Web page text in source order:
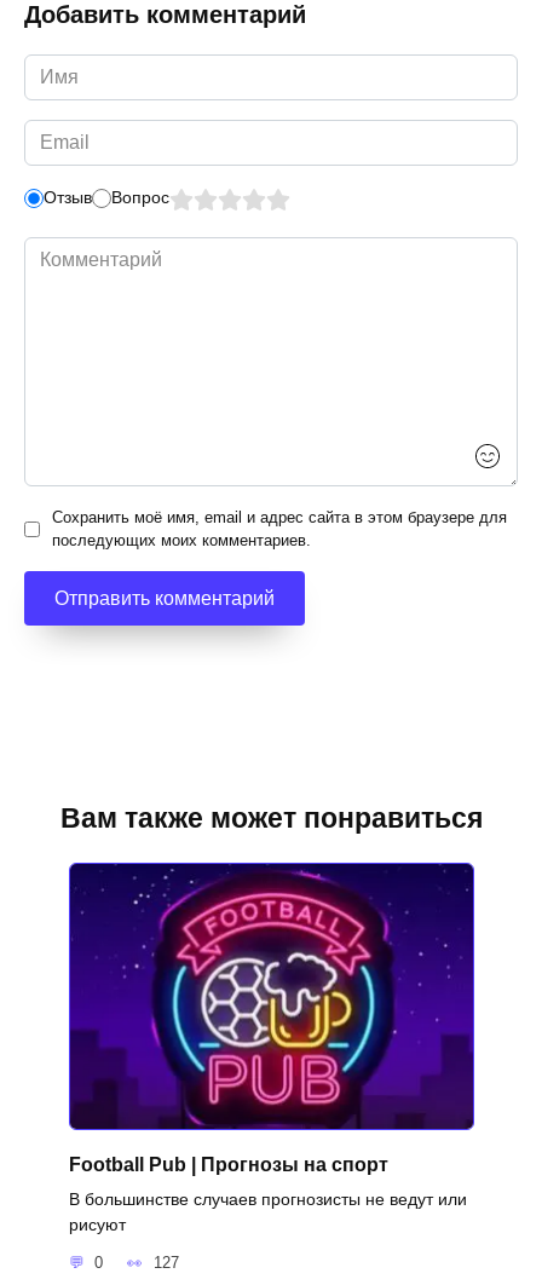
Добавить комментарий
Имя
*
Email
*
Отзыв Вопрос
Комментарий
Сохранить моё имя, email и адрес сайта в этом браузере для
последующих моих комментариев.
Вам также может понравиться
Football Pub | Прогнозы на спорт
В большинстве случаев прогнозисты не ведут или
рисуют
0 127